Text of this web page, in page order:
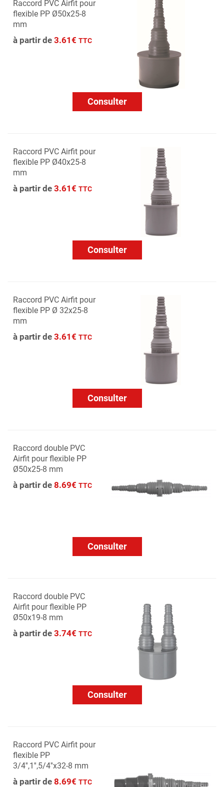
Raccord PVC Airfit pour
flexible PP Ø50x25-8
mm
à partir de 3.61€ TTC
Consulter
Raccord PVC Airfit pour
flexible PP Ø40x25-8
mm
à partir de 3.61€ TTC
Consulter
Raccord PVC Airfit pour
flexible PP Ø 32x25-8
mm
à partir de 3.61€ TTC
Consulter
Raccord double PVC
Airfit pour flexible PP
Ø50x25-8 mm
à partir de 8.69€ TTC
Consulter
Raccord double PVC
Airfit pour flexible PP
Ø50x19-8 mm
à partir de 3.74€ TTC
Consulter
Raccord PVC Airfit pour
flexible PP
3/4'',1'',5/4''x32-8 mm
à partir de 8.69€ TTC